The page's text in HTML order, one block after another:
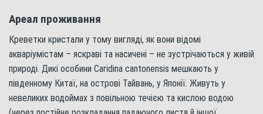
Ареал проживання
Креветки кристали у тому вигляді, як вони відомі
акваріумістам – яскраві та насичені – не зустрічаються у живій
природі. Дикі особини Caridina cantonensis мешкають у
південному Китаї, на острові Тайвань, у Японії. Живуть у
невеликих водоймах з повільною течією та кислою водою